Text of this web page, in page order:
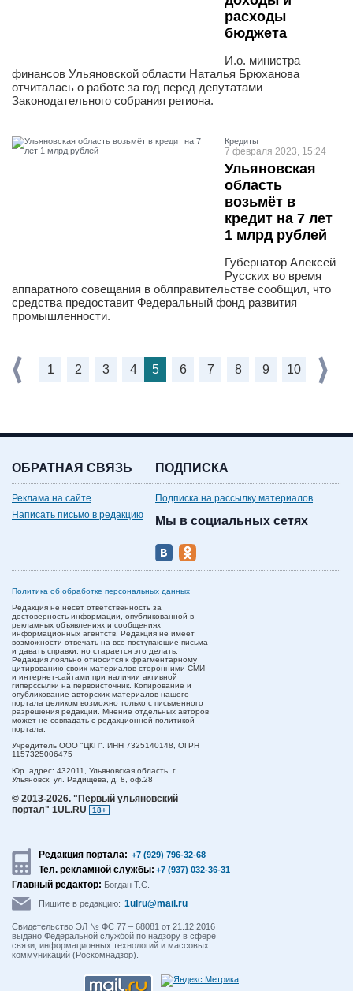
расходы
бюджета
И.о. министра
финансов Ульяновской области Наталья Брюханова
отчиталась о работе за год перед депутатами
Законодательного собрания региона.
Кредиты
7 февраля 2023, 15:24
Ульяновская
область
возьмёт в
кредит на 7 лет
1 млрд рублей
Губернатор Алексей
Русских во время
аппаратного совещания в облправительстве сообщил, что
средства предоставит Федеральный фонд развития
промышленности.
1 2 3 4 5 6 7 8 9 10
ОБРАТНАЯ СВЯЗЬ
Реклама на сайте
Написать письмо в редакцию
ПОДПИСКА
Подписка на рассылку материалов
Мы в социальных сетях
Политика об обработке персональных данных
Редакция не несет ответственность за
достоверность информации, опубликованной в
рекламных объявлениях и сообщениях
информационных агентств. Редакция не имеет
возможности отвечать на все поступающие письма
и давать справки, но старается это делать.
Редакция лояльно относится к фрагментарному
цитированию своих материалов сторонними СМИ
и интернет-сайтами при наличии активной
гиперссылки на первоисточник. Копирование и
опубликование авторских материалов нашего
портала целиком возможно только с письменного
разрешения редакции. Мнение отдельных авторов
может не совпадать с редакционной политикой
портала.
Учредитель ООО "ЦКП". ИНН 7325140148, ОГРН
1157325006475
Юр. адрес: 432011, Ульяновская область, г.
Ульяновск, ул. Радищева, д. 8, оф.28
© 2013-2026. "Первый ульяновский
портал" 1UL.RU
18+
Редакция портала: +7 (929) 796-32-68
Тел. рекламной службы: +7 (937) 032-36-31
Главный редактор: Богдан Т.С.
Пишите в редакцию: 1ulru@mail.ru
Свидетельство ЭЛ № ФС 77 – 68081 от 21.12.2016
выдано Федеральной службой по надзору в сфере
связи, информационных технологий и массовых
коммуникаций (Роскомнадзор).